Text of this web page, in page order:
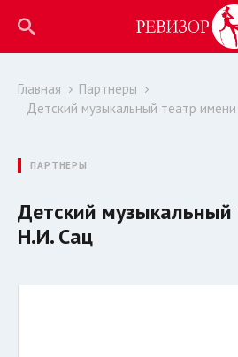
Главная
Партнеры
Детский музыкальный театр
ПАРТНЕРЫ
Детский музыкальный
Н.И. Сац